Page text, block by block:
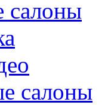
салоны
салоны